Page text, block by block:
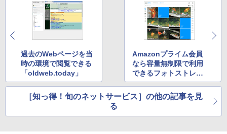
Amazon Kindle Paperwhite (16GB) 7イ
ンチディスプレイ、色調調節ライト、12
週間持続バッテリー、広告なし、ブラッ
￥22,980
Amazon Kindle Colorsoft | 16GBストレ
ージ、防水、7インチカラーディスプレ
イ、色調調節ライト、最大8週間持続バッ
テリー、広告無し、ブラック (2025年発
売)
過去のWebページを当
時の環境で閲覧できる
「oldweb.today」
Amazonプライム会員
なら容量無制限で利用
できるフォトストレー
ジ「プライム・フォ
ト」
［知っ得！旬のネットサービス］の他の記事を見
る